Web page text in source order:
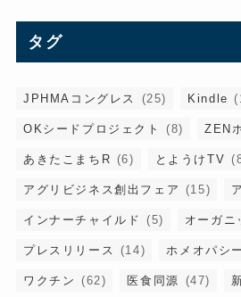
タグ
JPHMAコングレス (25) Kindle
OKシードプロジェクト (8) ZEN
あきたこまちR (6) とようけTV
アグリビジネス創出フェア (15)
インナーチャイルド (5) オーガニ
プレスリリース (14) ホメオパシー
ワクチン (62) 医食同源 (47)